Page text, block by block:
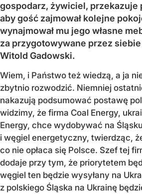
gospodarz, żywiciel, przekazuje
aby gość zajmował kolejne
wynajmował mu jego własne
za przygotowywane przez siebie
Witold Gadowski.
Wiem, i Państwo też wiedzą, a ja
zbytnio rozwodzić. Niemniej
nakazują podsumować postawę
widzimy, że firma Coal Energy,
Energy, chce wydobywać na
i węgiel energetyczny, twierdząc,
co nie opłaca się Polsce. Szef tej
dodaje przy tym, że priorytetem
węgiel ten będzie wysyłany na
z polskiego Śląska na Ukrainę